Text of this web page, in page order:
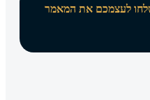
לעצמכם את המאמר